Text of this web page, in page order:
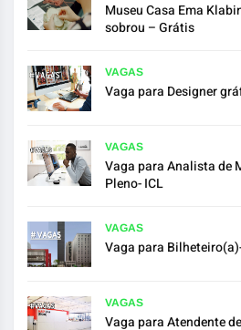
Museu Casa Ema
sobrou – Grátis
VAGAS
Vaga para Designer
VAGAS
Vaga para Analista de
Pleno- ICL
VAGAS
Vaga para
VAGAS
Vaga para Atendente